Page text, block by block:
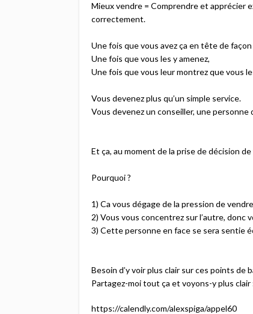
Mieux vendre = Comprendre et apprécier
correctement. ​
Une fois que vous avez ça en tête de façon
Une fois que vous les y amenez,​
Une fois que vous leur montrez que vous
Vous devenez plus qu’un simple service.​
Vous devenez un conseiller, une personne
Et ça, au moment de la prise de décision
Pourquoi ?​
1) Ca vous dégage de la pression de
2) Vous vous concentrez sur l’autre, donc
3) Cette personne en face se sera sentie
Besoin d’y voir plus clair sur ces points de
Partagez-moi tout ça et voyons-y plus clair
https://calendly.com/alexspiga/appel60​